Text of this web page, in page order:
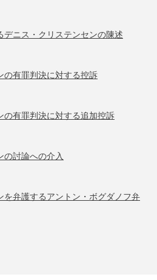
デニス・クリステンセンの陳述
の有罪判決に対する控訴
の有罪判決に対する追加控訴
の討論への介入
を弁護するアントン・ボグダノフ弁